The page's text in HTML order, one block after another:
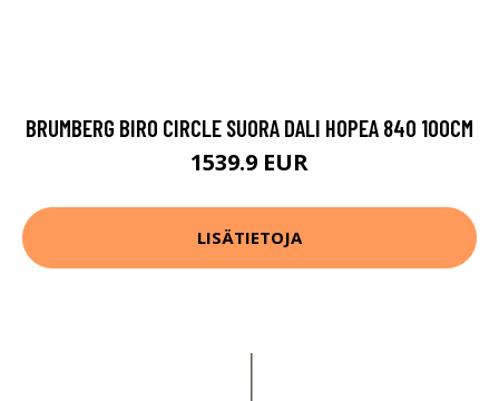
BRUMBERG BIRO CIRCLE SUORA DALI HOPEA 840 100CM
1539.9 EUR
LISÄTIETOJA